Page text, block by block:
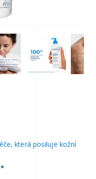
která posiluje kožní